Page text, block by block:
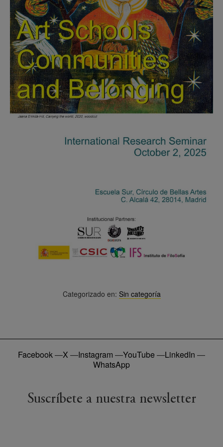
Categorizado en: Sin categoría
Facebook—X —Instagram —YouTube —LinkedIn —
WhatsApp
Suscríbete a nuestra newsletter